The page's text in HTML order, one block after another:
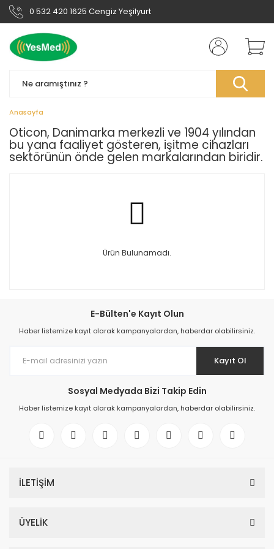
0 532 420 1625 Cengiz Yeşilyurt
Anasayfa
Oticon, Danimarka merkezli ve 1904 yılından
bu yana faaliyet gösteren, işitme cihazları
sektörünün önde gelen markalarından biridir.
Ürün Bulunamadı.
E-Bülten'e Kayıt Olun
Haber listemize kayıt olarak kampanyalardan, haberdar olabilirsiniz.
Kayıt Ol
Sosyal Medyada Bizi Takip Edin
Haber listemize kayıt olarak kampanyalardan, haberdar olabilirsiniz.
İLETİŞİM
ÜYELİK